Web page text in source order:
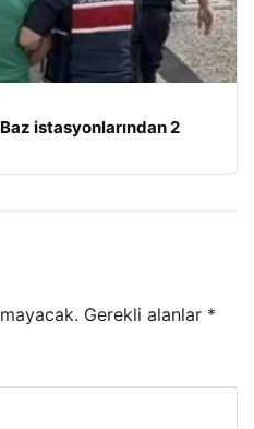
istasyonlarından 2
Gerekli alanlar *